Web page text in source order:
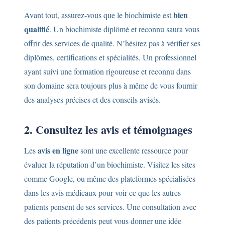
Avant tout, assurez-vous que le biochimiste estbien
qualifié. Un biochimiste diplômé et reconnu saura vous
offrir des services de qualité. N’hésitez pas à vérifier ses
diplômes, certifications et spécialités. Un professionnel
ayant suivi une formation rigoureuse et reconnu dans
son domaine sera toujours plus à même de vous fournir
des analyses précises et des conseils avisés.
2. Consultez les avis et témoignages
Lesavis en lignesont une excellente ressource pour
évaluer la réputation d’un biochimiste. Visitez les sites
comme Google, ou même des plateformes spécialisées
dans les avis médicaux pour voir ce que les autres
patients pensent de ses services. Une consultation avec
des patients précédents peut vous donner une idée